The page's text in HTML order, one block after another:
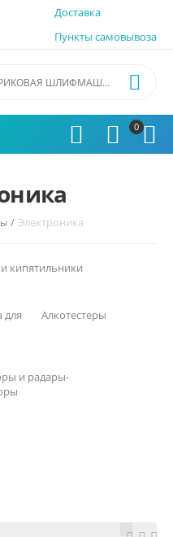
Доставка
Пункты самовывоза
0 



/ Электроника
кипятильники
для
Алкотестеры
и радары-